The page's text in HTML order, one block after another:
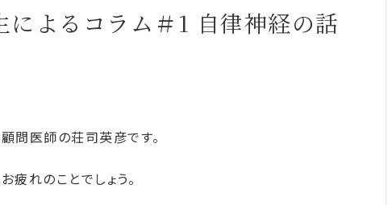
よるコラム＃1 自律神経の話
問医師の荘司英彦です。
れのことでしょう。